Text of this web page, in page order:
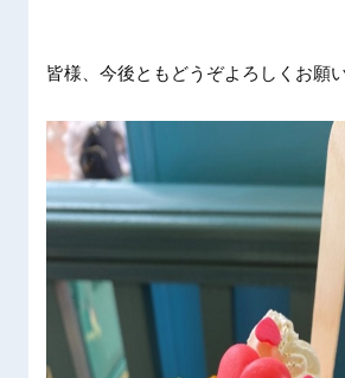
皆様、今後ともどうぞよろしくお願